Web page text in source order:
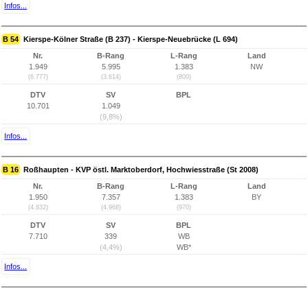
Infos...
B 54 Kierspe-Kölner Straße (B 237) - Kierspe-Neuebrücke (L 694)
Nr.
1.949
(6.777)
B-Rang
5.995
(3.614)
L-Rang
1.383
(800)
Land
NW
DTV
10.701
SV
1.049
(9,8%)
BPL
Infos...
B 16 Roßhaupten - KVP östl. Marktoberdorf, Hochwiesstraße (St 2008)
Nr.
1.950
(4.832)
B-Rang
7.357
(4.968)
L-Rang
1.383
(970)
Land
BY
DTV
7.710
SV
339
(4,4%)
BPL
WB
WB*
Infos...